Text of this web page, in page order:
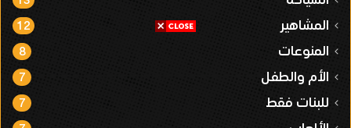
المشاهير 12
المنوعات 8
الأم والطفل 7
للبنات فقط 7